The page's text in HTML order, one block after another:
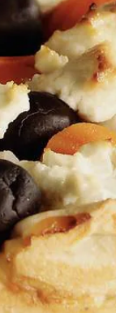
Kies producten
je van dit recept?